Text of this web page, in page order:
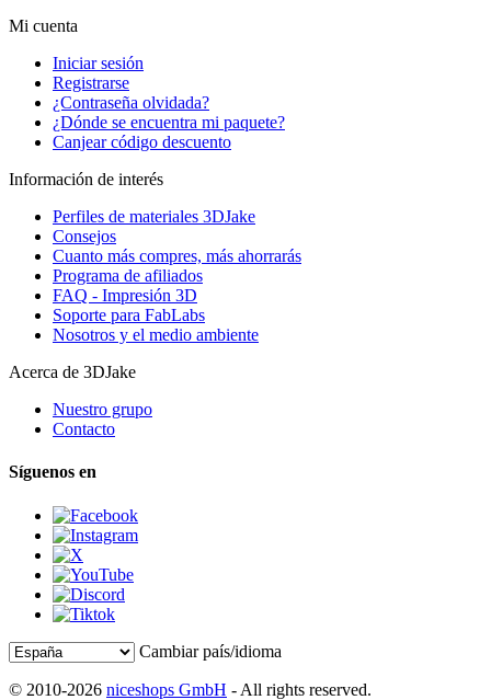
Mi cuenta
Iniciar sesión
Registrarse
¿Contraseña olvidada?
¿Dónde se encuentra mi paquete?
Canjear código descuento
Información de interés
Perfiles de materiales 3DJake
Consejos
Cuanto más compres, más ahorrarás
Programa de afiliados
FAQ - Impresión 3D
Soporte para FabLabs
Nosotros y el medio ambiente
Acerca de 3DJake
Nuestro grupo
Contacto
Síguenos en
Cambiar país/idioma
© 2010-2026 niceshops GmbH - All rights reserved.